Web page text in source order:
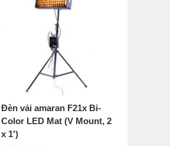
Đèn vải amaran F21x Bi-
Color LED Mat (V Mount, 2
x 1')